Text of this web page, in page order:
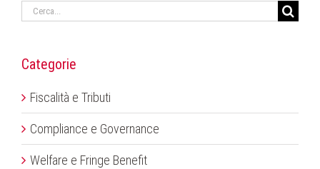
Cerca
per:
Categorie
Fiscalità e Tributi
Compliance e Governance
Welfare e Fringe Benefit